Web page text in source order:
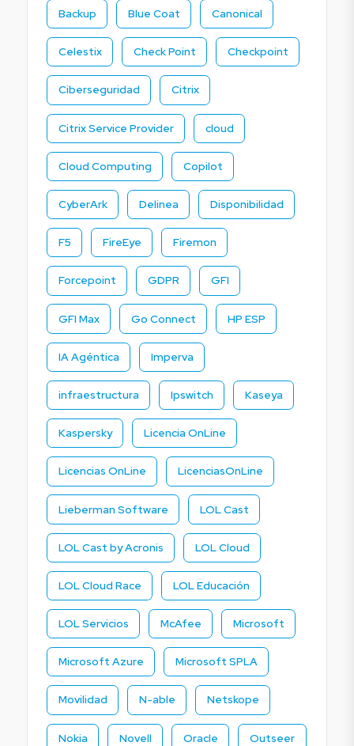
Backup Blue Coat Canonical
Celestix Check Point Checkpoint
Ciberseguridad Citrix
Citrix Service Provider cloud
Cloud Computing Copilot
CyberArk Delinea Disponibilidad
F5 FireEye Firemon
Forcepoint GDPR GFI
GFI Max Go Connect HP ESP
IA Agéntica Imperva
infraestructura Ipswitch Kaseya
Kaspersky Licencia OnLine
Licencias OnLine LicenciasOnLine
Lieberman Software LOL Cast
LOL Cast by Acronis LOL Cloud
LOL Cloud Race LOL Educación
LOL Servicios McAfee Microsoft
Microsoft Azure Microsoft SPLA
Movilidad N-able Netskope
Nokia Novell Oracle Outseer